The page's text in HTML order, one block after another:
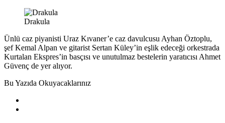
Drakula
Ünlü caz piyanisti Uraz Kıvaner’e caz davulcusu Ayhan Öztoplu,
şef Kemal Alpan ve gitarist Sertan Küley’in eşlik edeceği orkestrada
Kurtalan Ekspres’in basçısı ve unutulmaz bestelerin yaratıcısı Ahmet
Güvenç de yer alıyor.
Bu Yazıda Okuyacaklarınız